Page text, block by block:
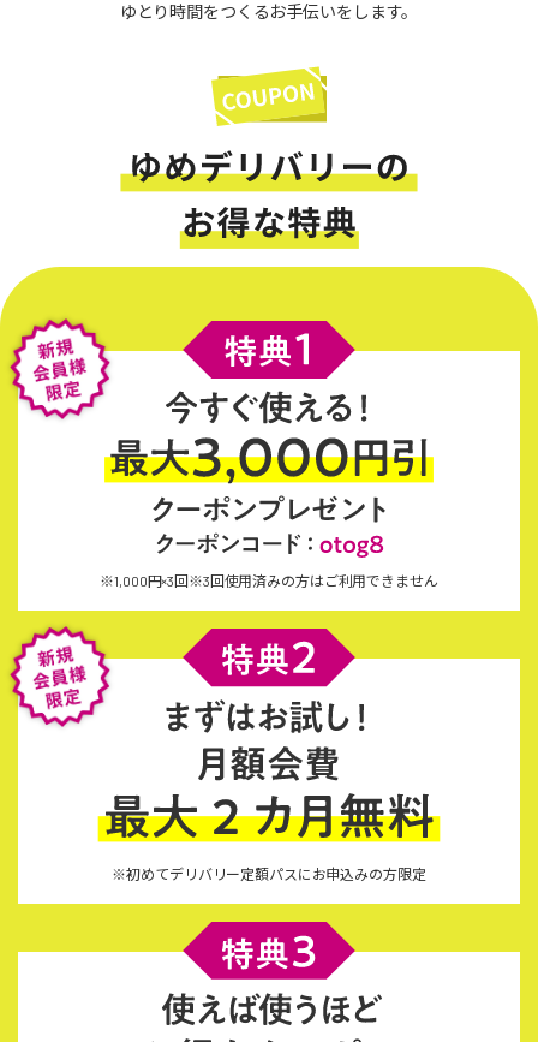
ゆとり時間をつくるお手伝いをします。
※1,000円×3回※3回使用済みの方はご利用できません
※初めてデリバリー定額パスにお申込みの方限定